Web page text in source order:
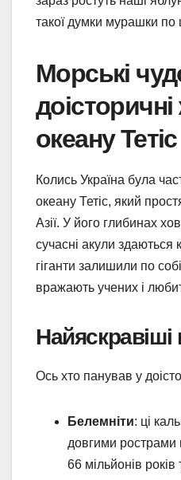
такої думки мурашки по
Морські
доісторичні
океану Тетіс
Колись Україна була
океану Тетіс, який
Азії. У його глибинах
сучасні акули здаються
гіганти залишили по собі
вражають учених і
Ось хто панував у
Белемніти: ці
довгими рострами
66 мільйонів років